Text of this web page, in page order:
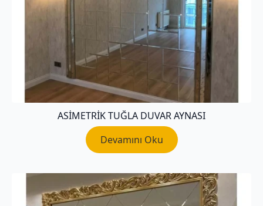
ASIMETRIK TUĞLA DUVAR AYNASI
Devamını Oku